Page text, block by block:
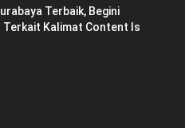
Terbaik, Begini
Terkait Kalimat Content Is